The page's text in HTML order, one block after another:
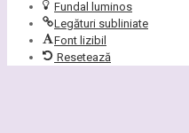
Fundal luminos
Legături subliniate
Font lizibil
Resetează